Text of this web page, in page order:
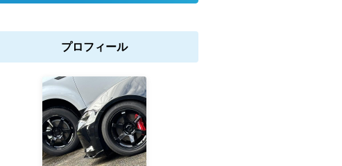
プロフィール